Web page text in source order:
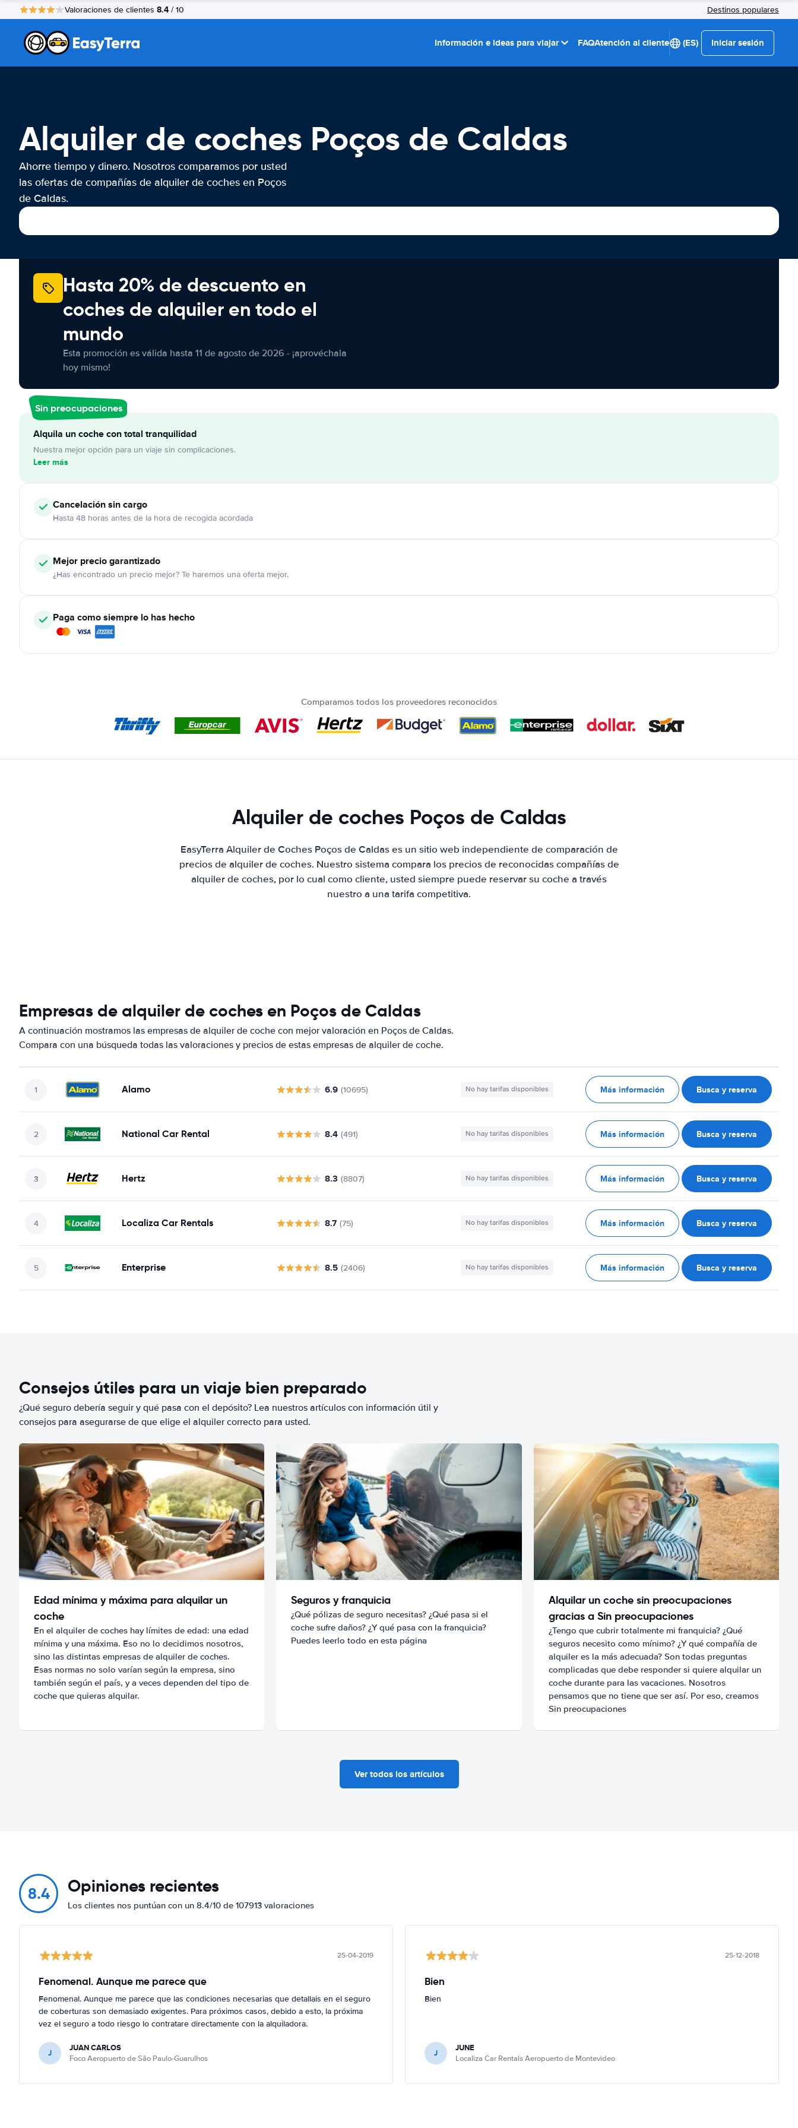
Valoraciones de clientes 8.4 / 10 Destinos populares
Información e ideas para viajar FAQAtención al cliente (ES) Iniciar sesión
Alquiler de coches Poços de Caldas
Ahorre tiempo y dinero. Nosotros comparamos por usted
las ofertas de compañías de alquiler de coches en Poços
de Caldas.
Hasta 20% de descuento en
coches de alquiler en todo el
mundo
Esta promoción es válida hasta 11 de agosto de 2026 - ¡aprovéchala
hoy mismo!
Sin preocupaciones
Alquila un coche con total tranquilidad
Nuestra mejor opción para un viaje sin complicaciones.
Leer más
Cancelaciónsin cargo
Hasta 48 horas antes de la hora de recogida acordada
Mejor precio garantizado
¿Has encontrado un precio mejor? Te haremos una oferta mejor.
Paga como siempre lo has hecho
Comparamos todos los proveedores reconocidos
Alquiler de coches Poços de Caldas
EasyTerra Alquiler de Coches Poços de Caldas es un sitio web independiente de comparación de
precios de alquiler de coches. Nuestro sistema compara los precios de reconocidas compañías de
alquiler de coches, por lo cual como cliente, usted siempre puede reservar su coche a través
nuestro a una tarifa competitiva.
Empresas de alquiler de coches en Poços de Caldas
A continuación mostramos las empresas de alquiler de coche con mejor valoración en Poços de Caldas.
Compara con una búsqueda todas las valoraciones y precios de estas empresas de alquiler de coche.
Alamo 6.9 (10695) No hay tarifas disponibles Más información Busca y reserva
National Car Rental 8.4 (491) No hay tarifas disponibles Más información Busca y reserva
Hertz 8.3 (8807) No hay tarifas disponibles Más información Busca y reserva
Localiza Car Rentals 8.7 (75) No hay tarifas disponibles Más información Busca y reserva
Enterprise 8.5 (2406) No hay tarifas disponibles Más información Busca y reserva
Consejos útiles para un viaje bien preparado
¿Qué seguro debería seguir y qué pasa con el depósito? Lea nuestros artículos con información útil y
consejos para asegurarse de que elige el alquiler correcto para usted.
Edad mínima y máxima para alquilar un
coche
En el alquiler de coches hay límites de edad: una edad
mínima y una máxima. Eso no lo decidimos nosotros,
sino las distintas empresas de alquiler de coches.
Esas normas no solo varían según la empresa, sino
también según el país, y a veces dependen del tipo de
coche que quieras alquilar.
Seguros y franquicia
¿Qué pólizas de seguro necesitas? ¿Qué pasa si el
coche sufre daños? ¿Y qué pasa con la franquicia?
Puedes leerlo todo en esta página
Alquilar un coche sin preocupaciones
gracias a Sin preocupaciones
¿Tengo que cubrir totalmente mi franquicia? ¿Qué
seguros necesito como mínimo? ¿Y qué compañía de
alquiler es la más adecuada? Son todas preguntas
complicadas que debe responder si quiere alquilar un
coche durante para las vacaciones. Nosotros
pensamos que no tiene que ser así. Por eso, creamos
Sin preocupaciones
Ver todos los artículos
8.4 Opiniones recientes
Los clientes nos puntúan con un 8.4/10 de 107913 valoraciones
25-04-2019
Fenomenal. Aunque me parece que
Fenomenal. Aunque me parece que las condiciones necesarias que detallais en el seguro
de coberturas son demasiado exigentes. Para próximos casos, debido a esto, la próxima
vez el seguro a todo riesgo lo contratare directamente con la alquiladora.
J JUAN CARLOS
Foco Aeropuerto de São Paulo-Guarulhos
25-12-2018
Bien
Bien
J JUNE
Localiza Car Rentals Aeropuerto de Montevideo